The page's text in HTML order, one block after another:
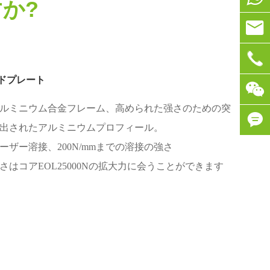
?
プレート
ミニウム合金フレーム、高められた强さのための突
されたアルミニウムプロフィール。
ザー溶接、200N/mmまでの溶接の強さ
はコアEOL25000Nの拡大力に会うことができます

シリ
熱
熱



